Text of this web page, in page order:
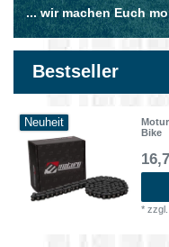
... wir machen Euch
Bestseller
Neuheit
Bike
*zzgl.